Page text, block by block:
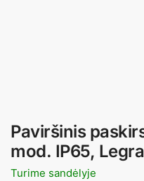
Paviršinis
mod. IP65,
Turime sandėlyje